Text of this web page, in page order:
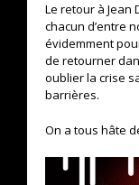
Le retour à Jean
chacun d’entre
évidemment
de retourner
oublier la crise
barrières.
On a tous hâte